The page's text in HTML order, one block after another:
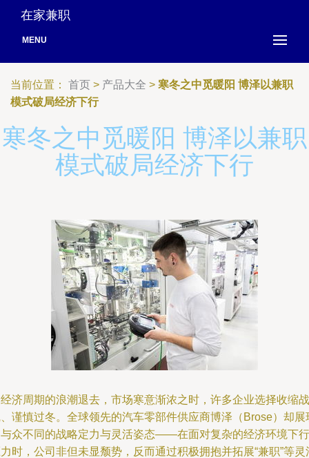
在家兼职
MENU
当前位置： 首页 > 产品大全 > 寒冬之中觅暖阳 博泽以兼职
模式破局经济下行
寒冬之中觅暖阳 博泽以兼职
模式破局经济下行
济周期的浪潮退去，市场寒意渐浓之时，许多企业选择收缩战
谨慎过冬。全球领先的汽车零部件供应商博泽（Brose）却展
众不同的战略定力与灵活姿态——在面对复杂的经济环境下行
时，公司非但未显颓势，反而通过积极拥抱并拓展“兼职”等灵